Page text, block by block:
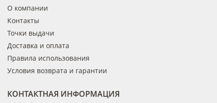
О компании
Контакты
Точки выдачи
Доставка и оплата
Правила использования
Условия возврата и гарантии
КОНТАКТНАЯ ИНФОРМАЦИЯ